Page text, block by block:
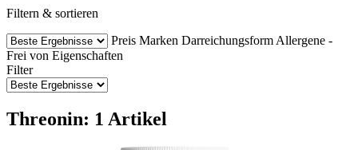
Filtern & sortieren
Preis Marken Darreichungsform Allergene -
Frei von Eigenschaften
Filter
Threonin: 1 Artikel